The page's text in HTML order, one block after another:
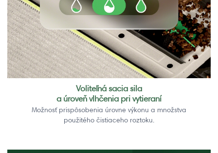
Voliteľná sacia sila
a úroveň vlhčenia pri vytieraní
Možnosť prispôsobenia úrovne výkonu a množstva
použitého čistiaceho roztoku.